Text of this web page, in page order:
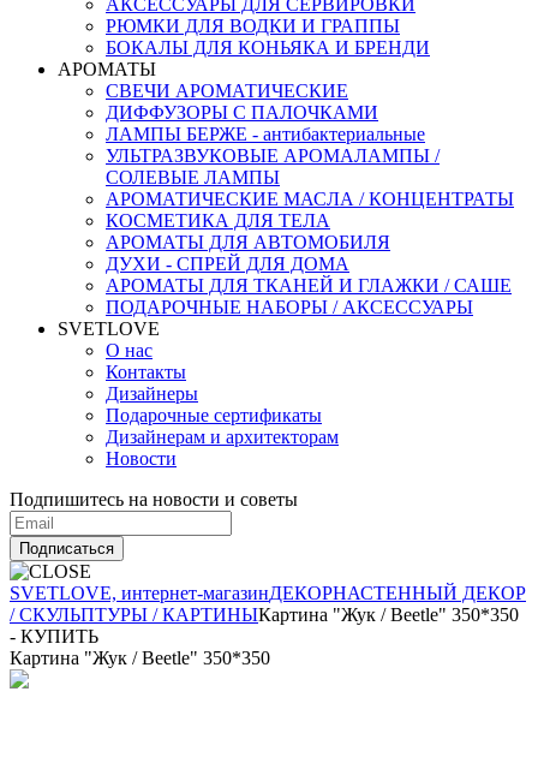
АКСЕССУАРЫ ДЛЯ СЕРВИРОВКИ
РЮМКИ ДЛЯ ВОДКИ И ГРАППЫ
БОКАЛЫ ДЛЯ КОНЬЯКА И БРЕНДИ
АРОМАТЫ
СВЕЧИ АРОМАТИЧЕСКИЕ
ДИФФУЗОРЫ С ПАЛОЧКАМИ
ЛАМПЫ БЕРЖЕ - антибактериальные
УЛЬТРАЗВУКОВЫЕ АРОМАЛАМПЫ /
СОЛЕВЫЕ ЛАМПЫ
АРОМАТИЧЕСКИЕ МАСЛА / КОНЦЕНТРАТЫ
КОСМЕТИКА ДЛЯ ТЕЛА
АРОМАТЫ ДЛЯ АВТОМОБИЛЯ
ДУХИ - СПРЕЙ ДЛЯ ДОМА
АРОМАТЫ ДЛЯ ТКАНЕЙ И ГЛАЖКИ / САШЕ
ПОДАРОЧНЫЕ НАБОРЫ / АКСЕССУАРЫ
SVETLOVE
О нас
Контакты
Дизайнеры
Подарочные сертификаты
Дизайнерам и архитекторам
Новости
Подпишитесь на новости и советы
Подписаться
SVETLOVE, интернет-магазинДЕКОРНАСТЕННЫЙ ДЕКОР
/ СКУЛЬПТУРЫ / КАРТИНЫКартина "Жук / Beetle" 350*350
- КУПИТЬ
Картина "Жук / Beetle" 350*350